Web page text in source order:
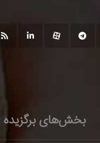
بخش‌های برگزیده